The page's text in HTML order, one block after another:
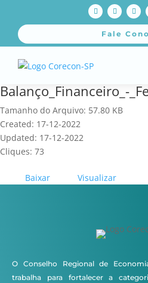
Fale
Balanço_Financeiro_-
Tamanho do Arquivo: 57.80 KB
Created: 17-12-2022
Updated: 17-12-2022
Cliques: 73
Baixar Visualizar
O Conselho Regional de
trabalha para fortalecer a